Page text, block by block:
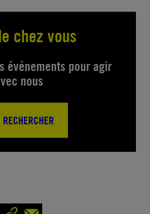
chez vous
événements pour agir
nous
RECHERCHER